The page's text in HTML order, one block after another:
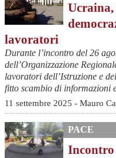
Ucraina,
lavoratori
Durante l’incontro del 26
dell’Organizzazione
lavoratori dell’Istruzione e
fitto scambio di informazioni
11 settembre 2025 - Mauro
PACE